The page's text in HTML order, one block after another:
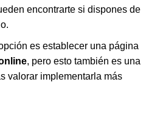
encontrarte si dispones de
es establecer una página
, pero esto también es una
valorar implementarla más